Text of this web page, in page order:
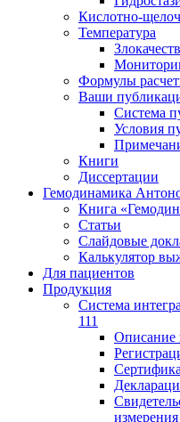
Кислотно-
Температура
Формулы
Ваши
Система
Условия
Книги
Диссертации
Гемодинамика
Книга
Статьи
Слайдовые
Калькулятор
Для пациентов
Продукция
Система
111
Описание